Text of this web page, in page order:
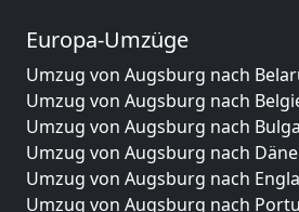
Europa-Umzüge
Umzug von Augsburg nach
Umzug von Augsburg nach
Umzug von Augsburg nach
Umzug von Augsburg nach
Umzug von Augsburg nach
Umzug von Augsburg nach